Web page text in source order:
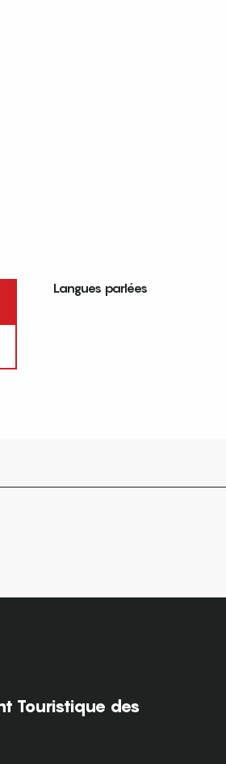
Langues parlées
Langues parlées
Touristique des